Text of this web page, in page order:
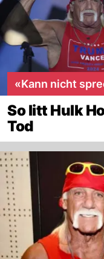
«Kann nicht
So litt Hulk
Tod